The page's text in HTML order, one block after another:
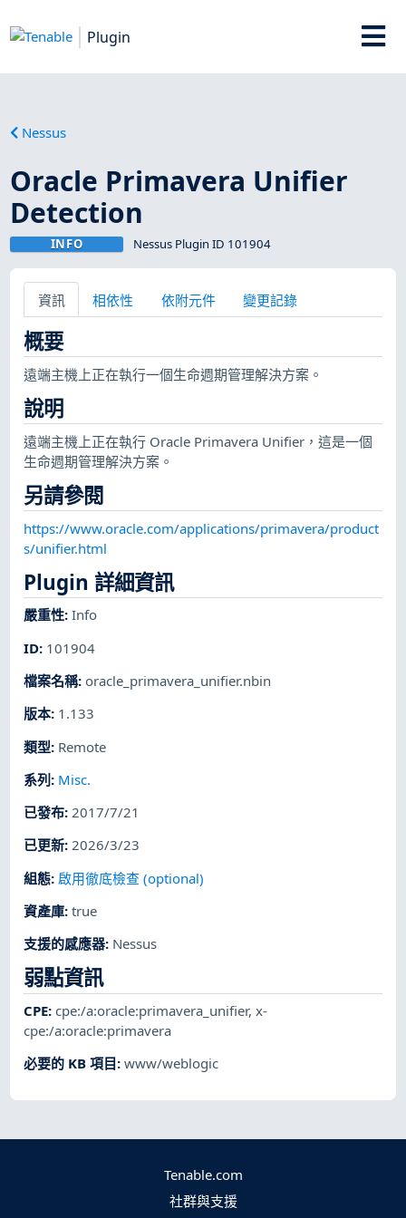
Plugin
Nessus
Oracle Primavera Unifier
Detection
INFO Nessus Plugin ID 101904
資訊 相依性 依附元件 變更記錄
概要
遠端主機上正在執行一個生命週期管理解決方案。
說明
遠端主機上正在執行 Oracle Primavera Unifier，這是一個
生命週期管理解決方案。
另請參閱
https://www.oracle.com/applications/primavera/product
s/unifier.html
Plugin 詳細資訊
嚴重性:Info
ID: 101904
檔案名稱: oracle_primavera_unifier.nbin
版本: 1.133
類型: Remote
系列: Misc.
已發布:2017/7/21
已更新:2026/3/23
組態: 啟用徹底檢查 (optional)
資產庫:true
支援的感應器: Nessus
弱點資訊
CPE:cpe:/a:oracle:primavera_unifier,x-
cpe:/a:oracle:primavera
必要的 KB 項目:www/weblogic
Tenable.com
社群與支援